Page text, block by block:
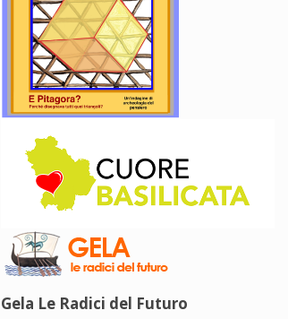
Gela Le Radici del Futuro